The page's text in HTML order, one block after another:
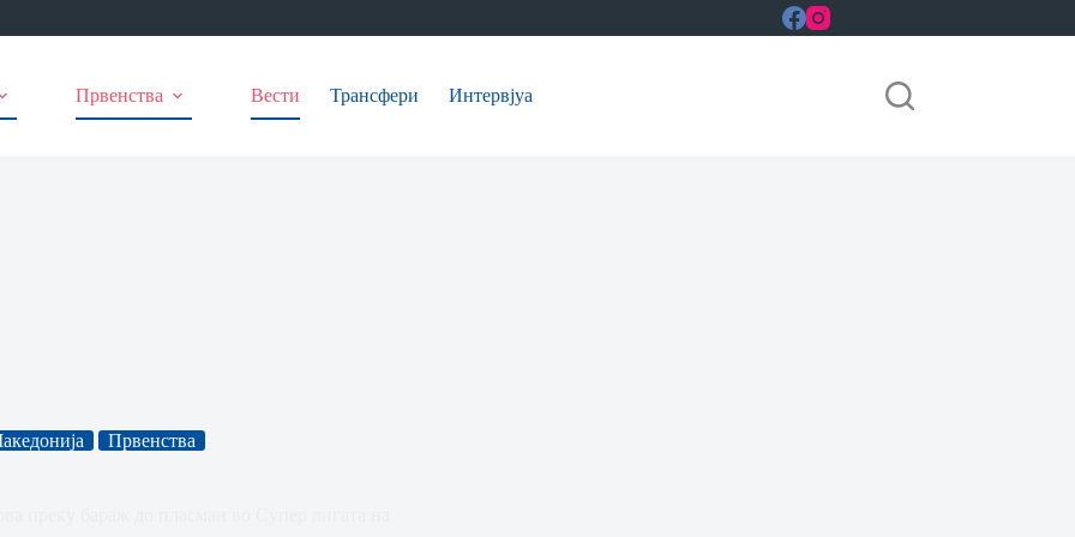
Првенства Вести Трансфери Интервјуа
Првенства